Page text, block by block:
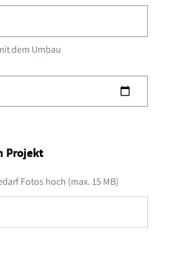
dem Umbau
Projekt
Fotos hoch (max. 15 MB)